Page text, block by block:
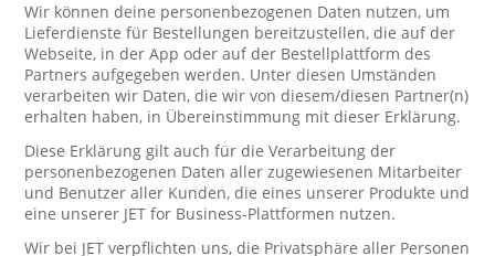
Wir können deine personenbezogenen Daten nutzen, um
Lieferdienste für Bestellungen bereitzustellen, die auf der
Webseite, in der App oder auf der Bestellplattform des
Partners aufgegeben werden. Unter diesen Umständen
verarbeiten wir Daten, die wir von diesem/diesen Partner(n)
erhalten haben, in Übereinstimmung mit dieser Erklärung.
Diese Erklärung gilt auch für die Verarbeitung der
personenbezogenen Daten aller zugewiesenen Mitarbeiter
und Benutzer aller Kunden, die eines unserer Produkte und
eine unserer JET for Business-Plattformen nutzen.
Wir bei JET verpflichten uns, die Privatsphäre aller Personen